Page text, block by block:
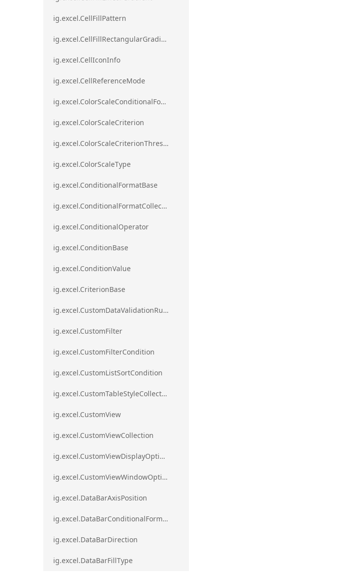
ig.excel.CellFillPattern
ig.excel.CellFillRectangularGradient
ig.excel.CellIconInfo
ig.excel.CellReferenceMode
ig.excel.ColorScaleConditionalFormat
ig.excel.ColorScaleCriterion
ig.excel.ColorScaleCriterionThreshold
ig.excel.ColorScaleType
ig.excel.ConditionalFormatBase
ig.excel.ConditionalFormatCollection
ig.excel.ConditionalOperator
ig.excel.ConditionBase
ig.excel.ConditionValue
ig.excel.CriterionBase
ig.excel.CustomDataValidationRule
ig.excel.CustomFilter
ig.excel.CustomFilterCondition
ig.excel.CustomListSortCondition
ig.excel.CustomTableStyleCollection
ig.excel.CustomView
ig.excel.CustomViewCollection
ig.excel.CustomViewDisplayOptions
ig.excel.CustomViewWindowOptions
ig.excel.DataBarAxisPosition
ig.excel.DataBarConditionalFormat
ig.excel.DataBarDirection
ig.excel.DataBarFillType